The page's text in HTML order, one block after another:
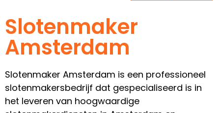
Slotenmaker
Amsterdam
Slotenmaker Amsterdam is een professioneel
slotenmakersbedrijf dat gespecialiseerd is in
het leveren van hoogwaardige